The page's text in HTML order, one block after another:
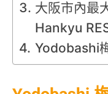
大阪市內最
Hankyu
Yodobashi